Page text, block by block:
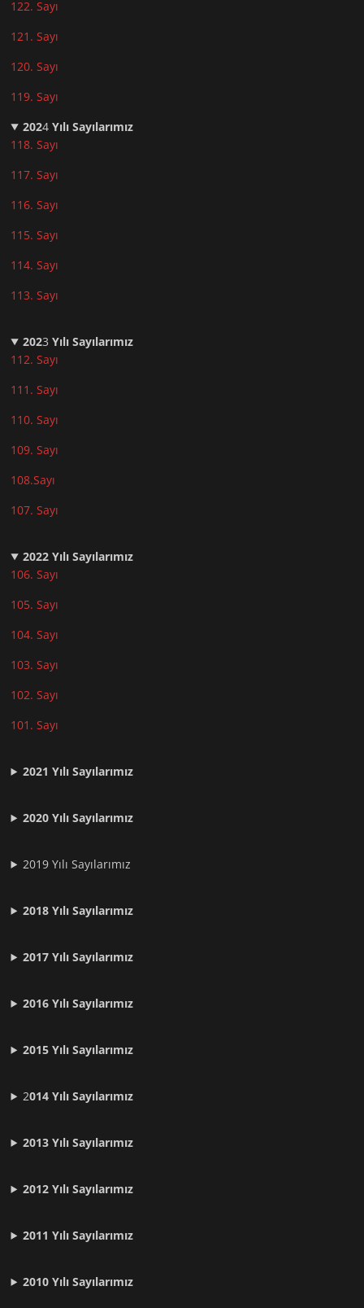
122. Sayı
121. Sayı
120. Sayı
119. Sayı
2024Yılı Sayılarımız
118. Sayı
117. Sayı
116. Sayı
115. Sayı
114. Sayı
113. Sayı
2023Yılı Sayılarımız
112. Sayı
111. Sayı
110. Sayı
109. Sayı
108.Sayı
107. Sayı
2022 Yılı Sayılarımız
106. Sayı
105. Sayı
104. Sayı
103. Sayı
102. Sayı
101. Sayı
2021 Yılı Sayılarımız
2020 Yılı Sayılarımız
2019 Yılı Sayılarımız
2018 Yılı Sayılarımız
2017 Yılı Sayılarımız
2016 Yılı Sayılarımız
2015 Yılı Sayılarımız
2014 Yılı Sayılarımız
2013 Yılı Sayılarımız
2012 YılıSayılarımız
2011 YılıSayılarımız
2010 YılıSayılarımız